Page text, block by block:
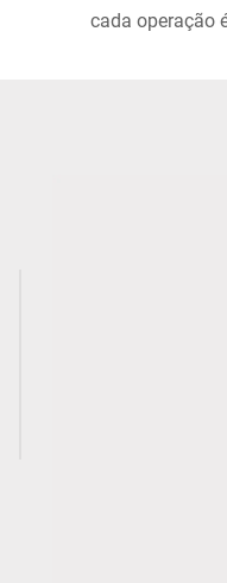
cada operação